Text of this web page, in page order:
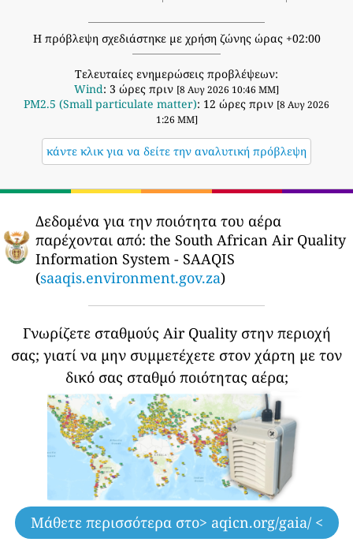
Η πρόβλεψη σχεδιάστηκε με χρήση ζώνης ώρας +02:00
Τελευταίες ενημερώσεις προβλέψεων:
Wind: 3 ώρες πριν [8 Αυγ 2026 10:46 ΜΜ]
PM2.5 (Small particulate matter): 12 ώρες πριν [8 Αυγ 2026
1:26 ΜΜ]
κάντε κλικ για να δείτε την αναλυτική πρόβλεψη
Δεδομένα για την ποιότητα του αέρα
παρέχονται από: the South African Air Quality
Information System - SAAQIS
(saaqis.environment.gov.za)
Γνωρίζετε σταθμούς Air Quality στην περιοχή
σας; γιατί να μην συμμετέχετε στον χάρτη με τον
δικό σας σταθμό ποιότητας αέρα;
Μάθετε περισσότερα στο> aqicn.org/gaia/ <